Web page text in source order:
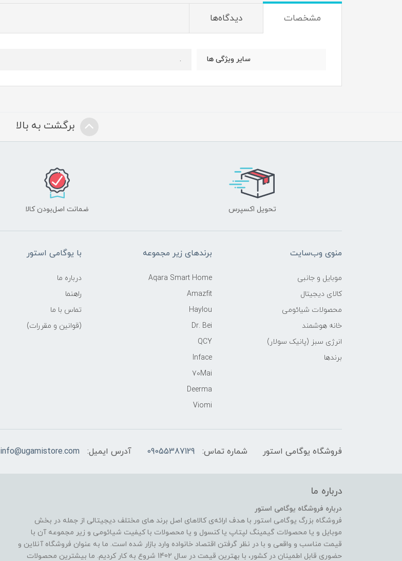
مشخصات دیدگاه‌ها
سایر ویژگی ها .
برگشت به بالا
تحویل اکسپرس ضمانت اصل‌بودن کالا
منوی وب‌سایت
موبایل و جانبی
کالای دیجیتال
محصولات شیائومی
خانه هوشمند
انرژی سبز (پانیک سولار)
برندها
برندهای زیر مجموعه
Aqara Smart Home
Amazfit
Haylou
Dr. Bei
QCY
Inface
70Mai
Deerma
Viomi
با یوگامی استور
درباره ما
راهنما
تماس با ما
(قوانین و مقررات)
فروشگاه یوگامی استور شماره تماس: 09055387129 آدرس ایمیل: info@ugamistore.com
درباره ما
درباره فروشگاه یوگامی استور
فروشگاه بزرگ یوگامی استور با هدف ارائه‌ی کالاهای اصل برند های مختلف دیجیتالی از جمله در بخش
موبایل و یا محصولات گیمینگ لپتاپ یا کنسول و یا محصولات با کیفیت شیائومی و زیر مجموعه آن با
قیمت مناسب و واقعی و با در نظر گرفتن اقتصاد خانواده وارد بازار شده است. ما به عنوان فروشگاه آنلاین و
حضوری قابل اطمینان در کشور، با بهترین قیمت در سال 1402 شروع به کار کردیم. ما بیشترین محصولات